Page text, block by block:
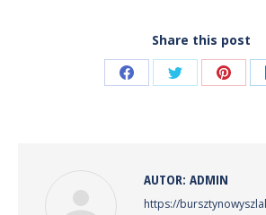
Share this post
Share Share Share
AUTOR: ADMIN
https://